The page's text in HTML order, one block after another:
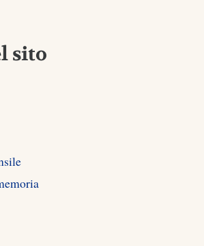
sito